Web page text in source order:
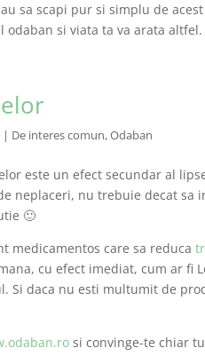
sa scapi pur si simplu de
si viata ta va arata altfel.
| De interes comun,Odaban
este un efect secundar al
neplaceri, nu trebuie decat sa
🙂
medicamentos care sa reduca
cu efect imediat, cum ar fi
Si daca nu esti multumit de
si convinge-te chiar